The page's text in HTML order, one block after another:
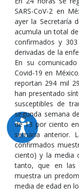
SARS-CoV-2 en
ayer la Secretaría
acumula un total
confirmados y
derivadas de la
En su
Covid-19 en
reportan 294 mil
han presentado
susceptibles de
segunda semana
de 13 por ciento
semana anterior.
confirmados
ciento) y la media
tanto, que en las
muestra un
media de edad en